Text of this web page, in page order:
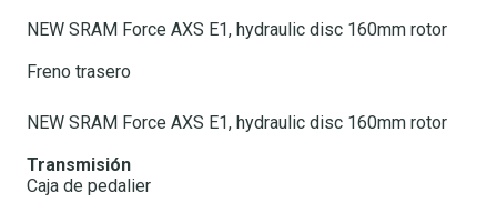
NEW SRAM Force AXS E1, hydraulic disc 160mm rotor
Freno trasero
NEW SRAM Force AXS E1, hydraulic disc 160mm rotor
Transmisión
Caja de pedalier